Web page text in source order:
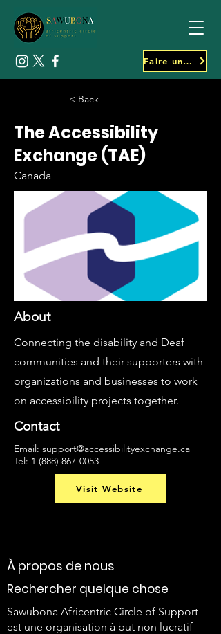
Faire un don
< Back
The Accessibility
Exchange (TAE)
Canada
About
Connecting the disability and Deaf
communities and their supporters with
organizations and businesses to work
on accessibility projects together.
Contact
Email: support@accessibilityexchange.ca
Tel: 1 (888) 867-0053
Visit Website
À propos de nous
Rechercher quelque chose
Sawubona Africentric Circle of Support
est une organisation à but non lucratif